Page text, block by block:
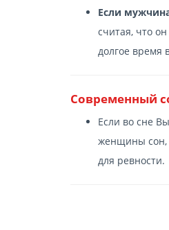
Если
считая, что
долгое время
Современный
Если во сне
женщины сон,
для ревности.